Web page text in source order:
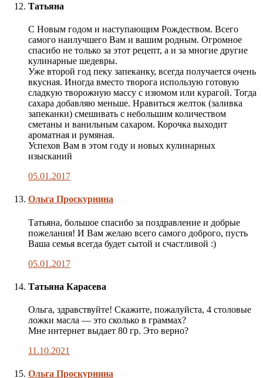
Татьяна
С Новым годом и наступающим Рождеством. Всего
самого наилучшего Вам и вашим родным. Огромное
спасибо не только за этот рецепт, а и за многие другие
кулинарные шедевры.
Уже второй год пеку запеканку, всегда получается очень
вкусная. Иногда вместо творога использую готовую
сладкую творожную массу с изюмом или курагой. Тогда
сахара добавляю меньше. Нравиться желток (заливка
запеканки) смешивать с небольшим количеством
сметаны и ванильным сахаром. Корочка выходит
ароматная и румяная.
Успехов Вам в этом году и новых кулинарных
изысканий
05.01.2017
Комментарий
публикации
Ольга Проскурнина
Татьяна, большое спасибо за поздравление и добрые
пожелания! И Вам желаю всего самого доброго, пусть
Ваша семья всегда будет сытой и счастливой :)
05.01.2017
Татьяна Карасева
Ольга, здравствуйте! Скажите, пожалуйста, 4 столовые
ложки масла — это сколько в граммах?
Мне интернет выдает 80 гр. Это верно?
11.10.2021
Комментарий
Ольга Проскурнина